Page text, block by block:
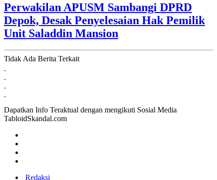
Perwakilan APUSM Sambangi DPRD
Depok, Desak Penyelesaian Hak Pemilik
Unit Saladdin Mansion
Tidak Ada Berita Terkait
Dapatkan Info Teraktual dengan mengikuti Sosial Media
TabloidSkandal.com
Redaksi